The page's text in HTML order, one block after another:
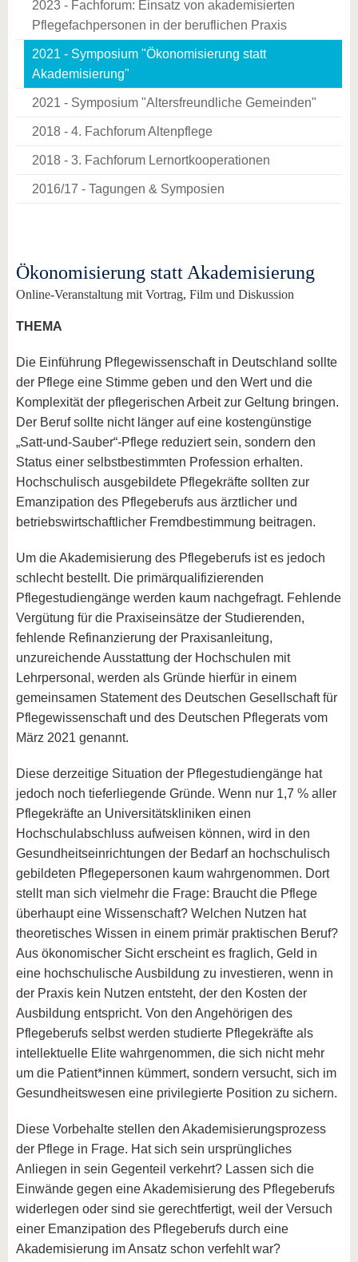
2023 - Fachforum: Einsatz von akademisierten
Pflegefachpersonen in der beruflichen Praxis
2021 - Symposium "Ökonomisierung statt
Akademisierung"
2021 - Symposium "Altersfreundliche Gemeinden"
2018 - 4. Fachforum Altenpflege
2018 - 3. Fachforum Lernortkooperationen
2016/17 - Tagungen & Symposien
Ökonomisierung statt Akademisierung
Online-Veranstaltung mit Vortrag, Film und Diskussion
THEMA
Die Einführung Pflegewissenschaft in Deutschland sollte
der Pflege eine Stimme geben und den Wert und die
Komplexität der pflegerischen Arbeit zur Geltung bringen.
Der Beruf sollte nicht länger auf eine kostengünstige
„Satt-und-Sauber“-Pflege reduziert sein, sondern den
Status einer selbstbestimmten Profession erhalten.
Hochschulisch ausgebildete Pflegekräfte sollten zur
Emanzipation des Pflegeberufs aus ärztlicher und
betriebswirtschaftlicher Fremdbestimmung beitragen.
Um die Akademisierung des Pflegeberufs ist es jedoch
schlecht bestellt. Die primärqualifizierenden
Pflegestudiengänge werden kaum nachgefragt. Fehlende
Vergütung für die Praxiseinsätze der Studierenden,
fehlende Refinanzierung der Praxisanleitung,
unzureichende Ausstattung der Hochschulen mit
Lehrpersonal, werden als Gründe hierfür in einem
gemeinsamen Statement des Deutschen Gesellschaft für
Pflegewissenschaft und des Deutschen Pflegerats vom
März 2021 genannt.
Diese derzeitige Situation der Pflegestudiengänge hat
jedoch noch tieferliegende Gründe. Wenn nur 1,7 % aller
Pflegekräfte an Universitätskliniken einen
Hochschulabschluss aufweisen können, wird in den
Gesundheitseinrichtungen der Bedarf an hochschulisch
gebildeten Pflegepersonen kaum wahrgenommen. Dort
stellt man sich vielmehr die Frage: Braucht die Pflege
überhaupt eine Wissenschaft? Welchen Nutzen hat
theoretisches Wissen in einem primär praktischen Beruf?
Aus ökonomischer Sicht erscheint es fraglich, Geld in
eine hochschulische Ausbildung zu investieren, wenn in
der Praxis kein Nutzen entsteht, der den Kosten der
Ausbildung entspricht. Von den Angehörigen des
Pflegeberufs selbst werden studierte Pflegekräfte als
intellektuelle Elite wahrgenommen, die sich nicht mehr
um die Patient*innen kümmert, sondern versucht, sich im
Gesundheitswesen eine privilegierte Position zu sichern.
Diese Vorbehalte stellen den Akademisierungsprozess
der Pflege in Frage. Hat sich sein ursprüngliches
Anliegen in sein Gegenteil verkehrt? Lassen sich die
Einwände gegen eine Akademisierung des Pflegeberufs
widerlegen oder sind sie gerechtfertigt, weil der Versuch
einer Emanzipation des Pflegeberufs durch eine
Akademisierung im Ansatz schon verfehlt war?